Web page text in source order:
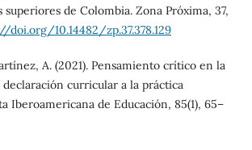
superiores de Colombia. Zona Próxima, 37,
doi.org/10.14482/zp.37.378.129
A. (2021). Pensamiento crítico en la
curricular a la práctica
Iberoamericana de Educación, 85(1), 65–